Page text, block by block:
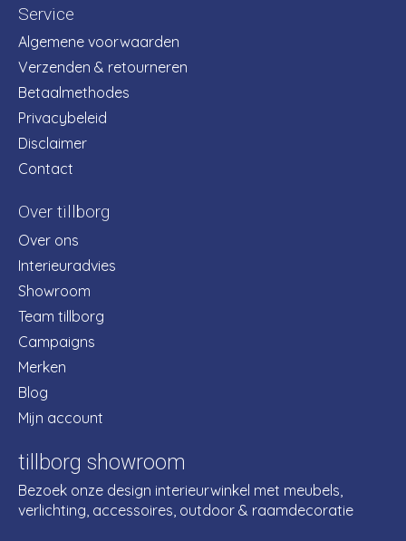
Service
Algemene voorwaarden
Verzenden & retourneren
Betaalmethodes
Privacybeleid
Disclaimer
Contact
Over tillborg
Over ons
Interieuradvies
Showroom
Team tillborg
Campaigns
Merken
Blog
Mijn account
tillborg showroom
Bezoek onze design interieurwinkel met meubels,
verlichting, accessoires, outdoor & raamdecoratie